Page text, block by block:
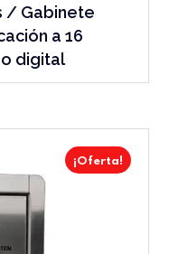
/ Gabinete
a 16
digital
¡Oferta!